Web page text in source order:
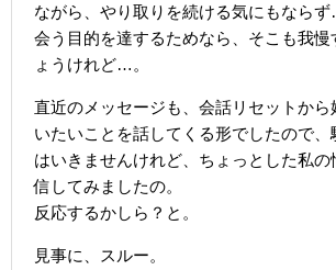
ながら、やり取りを続ける気にもならず
会う目的を達するためなら、そこも我慢
ょうけれど…。
直近のメッセージも、会話リセットか
いたいことを話してくる形でしたので
はいきませんけれど、ちょっとした私の
信してみましたの。
反応するかしら？と。
見事に、スルー。